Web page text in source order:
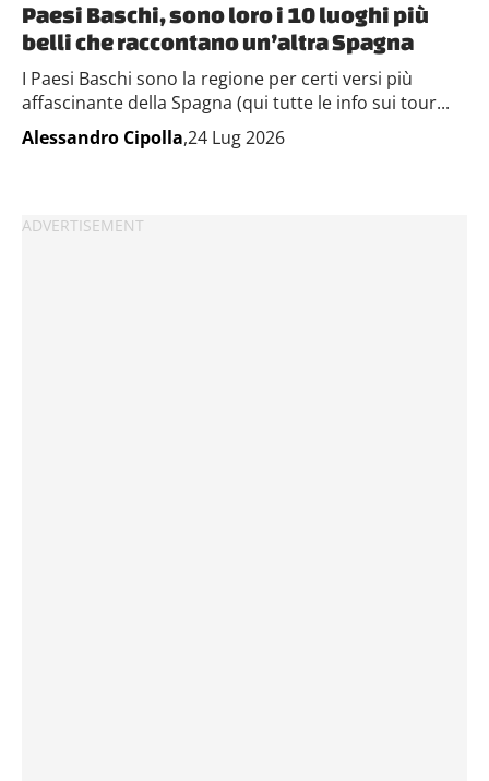
Paesi Baschi, sono loro i 10 luoghi più
belli che raccontano un’altra Spagna
I Paesi Baschi sono la regione per certi versi più
affascinante della Spagna (qui tutte le info sui tour...
Alessandro Cipolla,24 Lug 2026